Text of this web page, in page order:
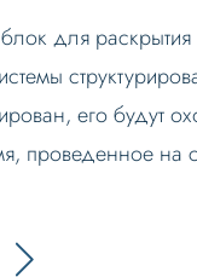
для
его будут
проведенное на